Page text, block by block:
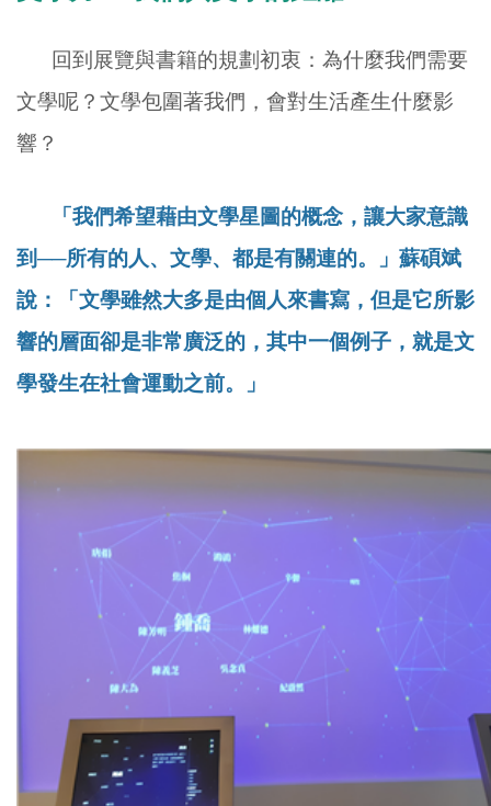
回到展覽與書籍的規劃初衷：為什麼我們需要
文學呢？文學包圍著我們，會對生活產生什麼影
響？
「我們希望藉由文學星圖的概念，讓大家意識
到──所有的人、文學、都是有關連的。」蘇碩斌
說：「文學雖然大多是由個人來書寫，但是它所影
響的層面卻是非常廣泛的，其中一個例子，就是文
學發生在社會運動之前。」